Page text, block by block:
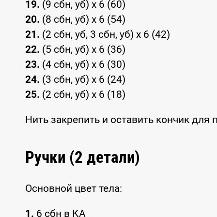
19. (9 сбн, уб) x 6 (60)
20. (8 сбн, уб) x 6 (54)
21. (2 сбн, уб, 3 сбн, уб) x 6 (42)
22. (5 сбн, уб) x 6 (36)
23. (4 сбн, уб) x 6 (30)
24. (3 сбн, уб) x 6 (24)
25. (2 сбн, уб) x 6 (18)
Нить закрепить и оставить кончик для
Ручки (2 детали)
Основной цвет тела:
1. 6 сбн в КА